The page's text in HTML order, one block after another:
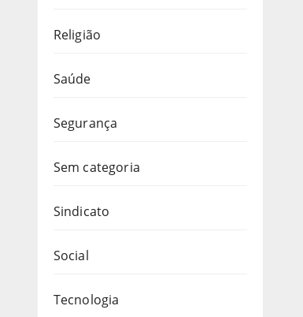
Religião
Saúde
Segurança
Sem categoria
Sindicato
Social
Tecnologia